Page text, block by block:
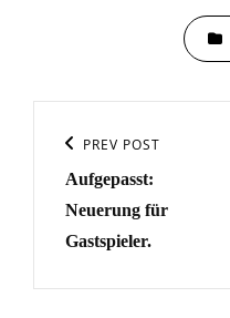
Previous
Post
PREV POST
Aufgepasst:
Neuerung für
Gastspieler.